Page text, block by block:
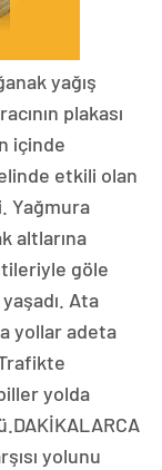
yağış
plakası
içinde
etkili olan
Yağmura
altlarına
göle
Ata
yollar adeta
yolda
yolunu